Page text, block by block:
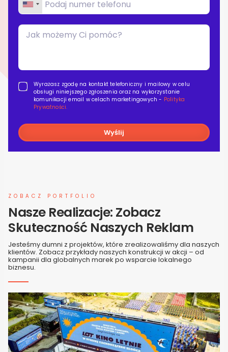
Wyrażasz zgodę na kontakt telefoniczny i mailowy w celu
obsługi niniejszego zgłoszenia oraz na wykorzystanie
komunikacji email w celach marketingowych - Polityka
Prywatności.
Wyślij
ZOBACZ PORTFOLIO
Nasze Realizacje: Zobacz
Skuteczność Naszych Reklam
Jesteśmy dumni z projektów, które zrealizowaliśmy dla naszych
klientów. Zobacz przykłady naszych konstrukcji w akcji – od
kampanii dla globalnych marek po wsparcie lokalnego
biznesu.